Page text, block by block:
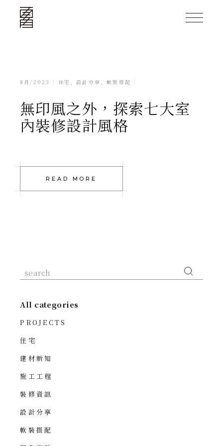
8月/2023 住宅 , 設計分享 , 軟裝搭配
無印風之外，探索七大室
內裝修設計風格
READ MORE
All categories
PROJECTS
住宅
建材新知
施工工程
裝修資訊
設計分享
軟裝搭配